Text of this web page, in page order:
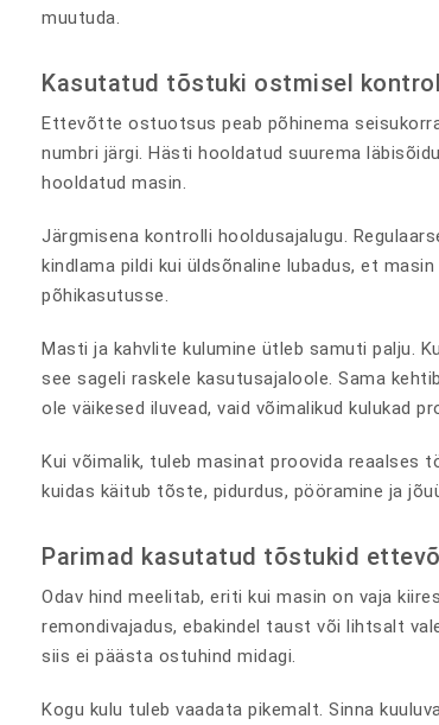
muutuda.
Kasutatud tõstuki ostmisel
Ettevõtte ostuotsus peab põhinema
numbri järgi. Hästi hooldatud suurema
hooldatud masin.
Järgmisena kontrolli hooldusajalugu.
kindlama pildi kui üldsõnaline lubadus, et
põhikasutusse.
Masti ja kahvlite kulumine ütleb samuti palju.
see sageli raskele kasutusajaloole. Sama kehtib
ole väikesed iluvead, vaid võimalikud kulukad
Kui võimalik, tuleb masinat proovida reaalses
kuidas käitub tõste, pidurdus, pööramine ja
Parimad kasutatud tõstukid
Odav hind meelitab, eriti kui masin on vaja
remondivajadus, ebakindel taust või lihtsalt
siis ei päästa ostuhind midagi.
Kogu kulu tuleb vaadata pikemalt. Sinna